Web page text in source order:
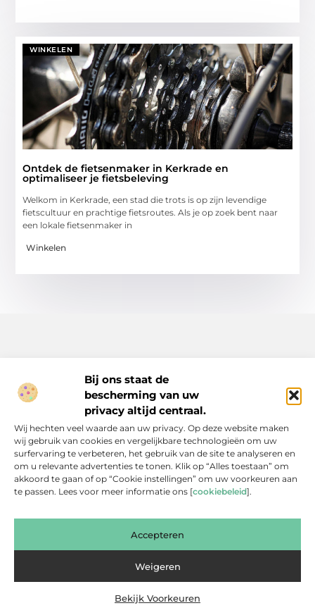
Bij ons staat de
bescherming van uw
privacy altijd centraal.
Wij hechten veel waarde aan uw privacy. Op deze website maken
wij gebruik van cookies en vergelijkbare technologieën om uw
surfervaring te verbeteren, het gebruik van de site te analyseren en
om u relevante advertenties te tonen. Klik op “Alles toestaan” om
akkoord te gaan of op “Cookie instellingen” om uw voorkeuren aan
te passen. Lees voor meer informatie ons [cookiebeleid].
Accepteren
Weigeren
Bekijk Voorkeuren
WINKELEN
Ontdek de fietsenmaker in Kerkrade en
optimaliseer je fietsbeleving
Welkom in Kerkrade, een stad die trots is op zijn levendige
fietscultuur en prachtige fietsroutes. Als je op zoek bent naar
een lokale fietsenmaker in
Winkelen
Inspiratie, tips en verhalen voor elk moment.
Ontdek een breed scala aan artikelen en blogs die je dagelijks
leven verrijken, van praktische adviezen tot boeiende verhalen.
Bericht categorie
Onze informatie
Cookiebeleid (EU)